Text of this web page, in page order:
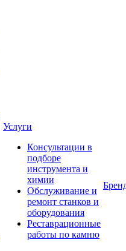
Услуги
Консультации в
подборе
инструмента и
химии
Обслуживание и
ремонт станков и
оборудования
Реставрационные
работы по камню